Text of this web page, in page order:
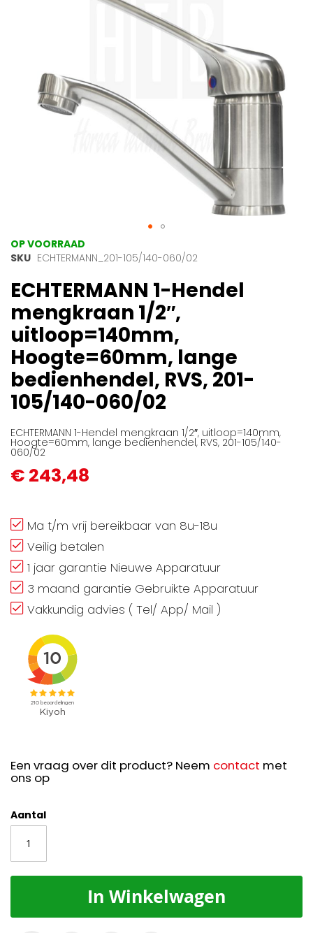
Ga
naar
begin
van
de
afbeeldingen-
gallerij
OP VOORRAAD
SKU ECHTERMANN_201-105/140-060/02
ECHTERMANN 1-Hendel
mengkraan 1/2″,
uitloop=140mm,
Hoogte=60mm, lange
bedienhendel, RVS, 201-
105/140-060/02
ECHTERMANN 1-Hendel mengkraan 1/2″, uitloop=140mm,
Hoogte=60mm, lange bedienhendel, RVS, 201-105/140-
060/02
€ 243,48
Ma t/m vrij bereikbaar van 8u-18u
Veilig betalen
1 jaar garantie Nieuwe Apparatuur
3 maand garantie Gebruikte Apparatuur
Vakkundig advies ( Tel/ App/ Mail )
Een vraag over dit product? Neem contact met
ons op
Aantal
In Winkelwagen